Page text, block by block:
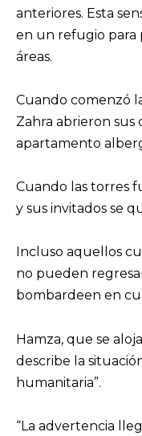
anteriores. Esta
en un refugio para
áreas.
Cuando comenzó
Zahra abrieron sus
apartamento
Cuando las torres
y sus invitados se
Incluso aquellos
no pueden
bombardeen en
Hamza, que se
describe la
humanitaria”.
“La advertencia